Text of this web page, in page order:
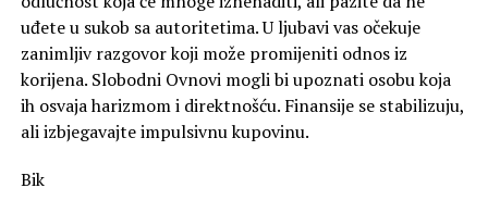
uđete u sukob sa autoritetima. U ljubavi vas očekuje
zanimljiv razgovor koji može promijeniti odnos iz
korijena. Slobodni Ovnovi mogli bi upoznati osobu koja
ih osvaja harizmom i direktnošću. Finansije se stabilizuju,
ali izbjegavajte impulsivnu kupovinu.
Bik